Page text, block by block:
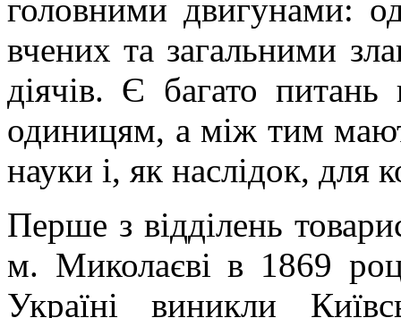
головними двигунами:
вчених та загальними
діячів. Є багато
одиницям, а між тим
науки і, як наслідок, для
Перше з відділень
м. Миколаєві в 1869
Україні виникли